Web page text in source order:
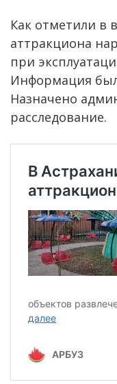
Как отметили в
аттракциона
при
Информация
Назначено
расследование.